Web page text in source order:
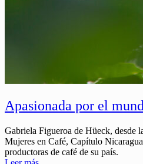
Apasionada por el
Gabriela Figueroa de Hüeck, desde
Mujeres en Café, Capítulo
productoras de café de su país.